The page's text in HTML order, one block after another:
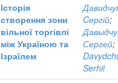
Історія
створення зони
вільної торгівлі
між Україною та
Ізраїлем
Cергій;
Сергей;
Serhii